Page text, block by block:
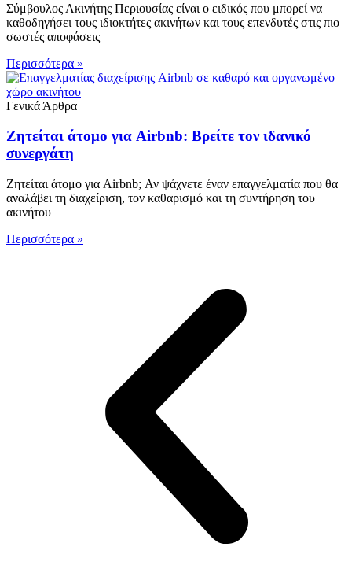
Σύμβουλος Ακινήτης Περιουσίας είναι ο ειδικός που μπορεί να
καθοδηγήσει τους ιδιοκτήτες ακινήτων και τους επενδυτές στις πιο
σωστές αποφάσεις
Περισσότερα »
Γενικά Άρθρα
Ζητείται άτομο για Airbnb: Βρείτε τον ιδανικό
συνεργάτη
Ζητείται άτομο για Airbnb; Αν ψάχνετε έναν επαγγελματία που θα
αναλάβει τη διαχείριση, τον καθαρισμό και τη συντήρηση του
ακινήτου
Περισσότερα »